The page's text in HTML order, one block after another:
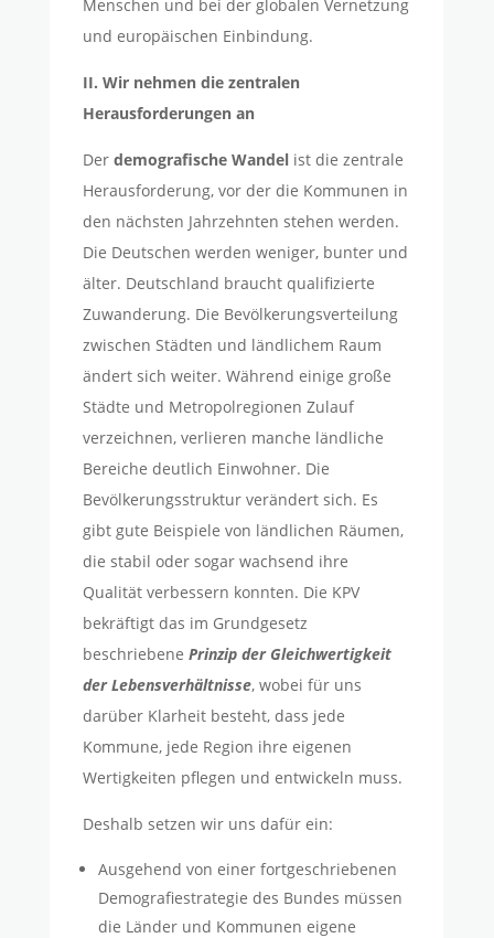
Menschen und bei der globalen Vernetzung
und europäischen Einbindung.
II. Wir nehmen die zentralen
Herausforderungen an
Der demografische Wandelist die zentrale
Herausforderung, vor der die Kommunen in
den nächsten Jahrzehnten stehen werden.
Die Deutschen werden weniger, bunter und
älter. Deutschland braucht qualifizierte
Zuwanderung. Die Bevölkerungsverteilung
zwischen Städten und ländlichem Raum
ändert sich weiter. Während einige große
Städte und Metropolregionen Zulauf
verzeichnen, verlieren manche ländliche
Bereiche deutlich Einwohner. Die
Bevölkerungsstruktur verändert sich. Es
gibt gute Beispiele von ländlichen Räumen,
die stabil oder sogar wachsend ihre
Qualität verbessern konnten. Die KPV
bekräftigt das im Grundgesetz
beschriebene Prinzip der Gleichwertigkeit
der Lebensverhältnisse, wobei für uns
darüber Klarheit besteht, dass jede
Kommune, jede Region ihre eigenen
Wertigkeiten pflegen und entwickeln muss.
Deshalb setzen wir uns dafür ein:
Ausgehend von einer fortgeschriebenen
Demografiestrategie des Bundes müssen
die Länder und Kommunen eigene